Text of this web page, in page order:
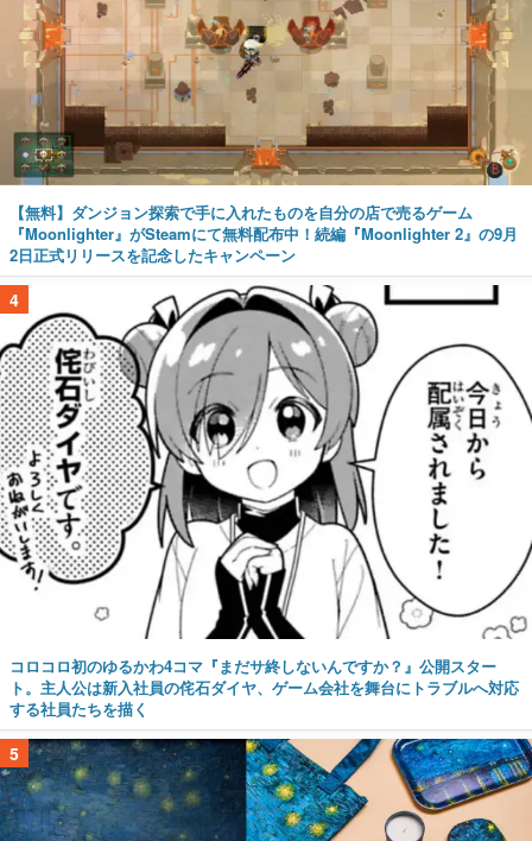
【無料】ダンジョン探索で手に入れたものを自分の店で売るゲーム
『Moonlighter』がSteamにて無料配布中！続編『Moonlighter 2』の9月
2日正式リリースを記念したキャンペーン
4
コロコロ初のゆるかわ4コマ『まだサ終しないんですか？』公開スター
ト。主人公は新入社員の侘石ダイヤ、ゲーム会社を舞台にトラブルへ対応
する社員たちを描く
5